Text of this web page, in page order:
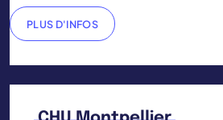
PLUS D'INFOS